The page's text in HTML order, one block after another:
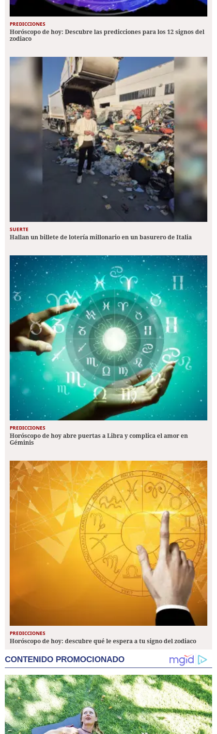
PREDICCIONES
Horóscopo de hoy: Descubre las predicciones para los 12 signos del
zodiaco
SUERTE
Hallan un billete de lotería millonario en un basurero de Italia
PREDICCIONES
Horóscopo de hoy abre puertas a Libra y complica el amor en
Géminis
PREDICCIONES
Horóscopo de hoy: descubre qué le espera a tu signo del zodiaco
CONTENIDO PROMOCIONADO